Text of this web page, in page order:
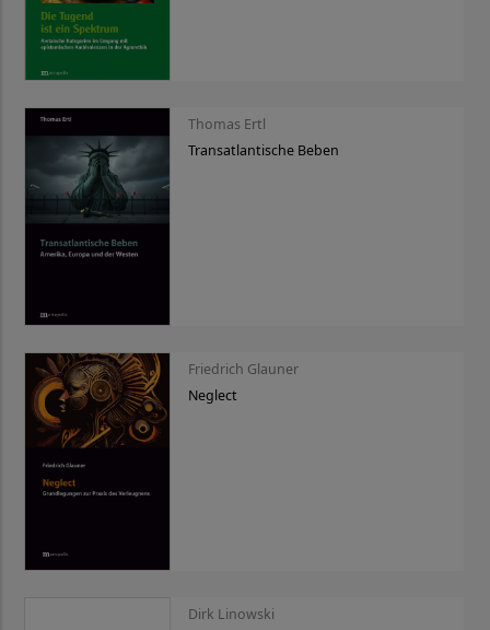
Thomas Ertl
Transatlantische Beben
Friedrich Glauner
Neglect
Dirk Linowski